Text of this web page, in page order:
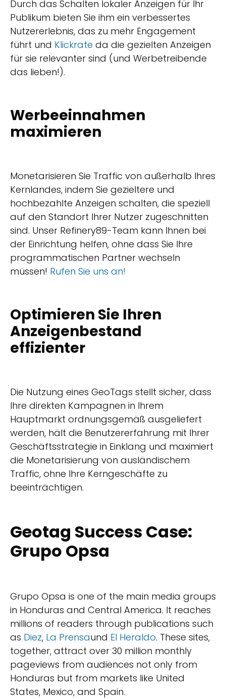
Durch das Schalten lokaler Anzeigen für Ihr
Publikum bieten Sie ihm ein verbessertes
Nutzererlebnis, das zu mehr Engagement
führt und Klickrate da die gezielten Anzeigen
für sie relevanter sind (und Werbetreibende
das lieben!).
Werbeeinnahmen
maximieren
Monetarisieren Sie Traffic von außerhalb Ihres
Kernlandes, indem Sie gezieltere und
hochbezahlte Anzeigen schalten, die speziell
auf den Standort Ihrer Nutzer zugeschnitten
sind. Unser Refinery89-Team kann Ihnen bei
der Einrichtung helfen, ohne dass Sie Ihre
programmatischen Partner wechseln
müssen! Rufen Sie uns an!
Optimieren Sie Ihren
Anzeigenbestand
effizienter
Die Nutzung eines GeoTags stellt sicher, dass
Ihre direkten Kampagnen in Ihrem
Hauptmarkt ordnungsgemäß ausgeliefert
werden, hält die Benutzererfahrung mit Ihrer
Geschäftsstrategie in Einklang und maximiert
die Monetarisierung von ausländischem
Traffic, ohne Ihre Kerngeschäfte zu
beeinträchtigen.
Geotag Success Case:
Grupo Opsa
Grupo Opsa is one of the main media groups
in Honduras and Central America. It reaches
millions of readers through publications such
as Diez, La Prensaund El Heraldo. These sites,
together, attract over 30 million monthly
pageviews from audiences not only from
Honduras but from markets like United
States, Mexico, and Spain.